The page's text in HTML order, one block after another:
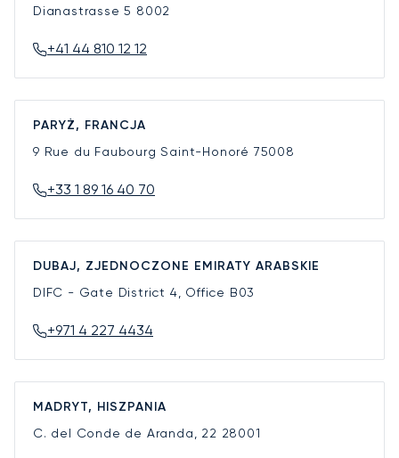
Dianastrasse 5 8002
+41 44 810 12 12
PARYŻ, FRANCJA
9 Rue du Faubourg Saint-Honoré 75008
+33 1 89 16 40 70
DUBAJ, ZJEDNOCZONE EMIRATY ARABSKIE
DIFC - Gate District 4, Office B03
+971 4 227 4434
MADRYT, HISZPANIA
C. del Conde de Aranda, 22 28001